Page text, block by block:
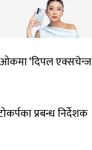
‘दिपल एक्सचेन्ज
प्रबन्ध निर्देशक